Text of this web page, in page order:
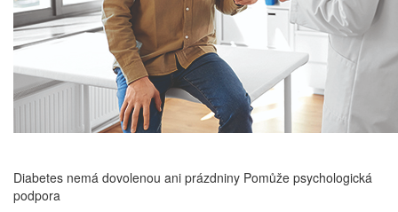
Diabetes nemá dovolenou ani prázdniny Pomůže psychologická
podpora